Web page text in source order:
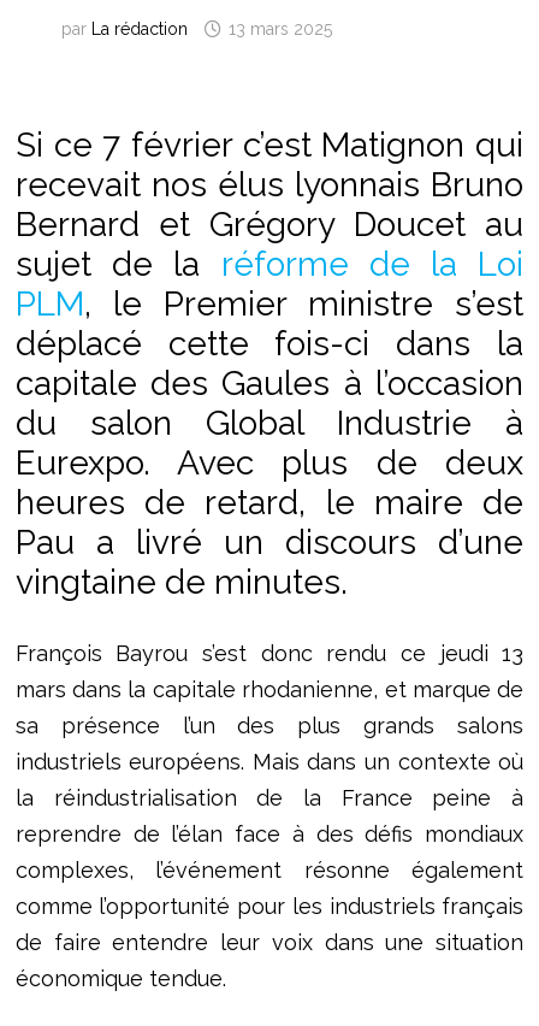
par La rédaction 13 mars 2025
Si ce 7 février c’est Matignon qui
recevait nos élus lyonnais Bruno
Bernard et Grégory Doucet au
sujet de la réforme de la Loi
PLM, le Premier ministre s’est
déplacé cette fois-ci dans la
capitale des Gaules à l’occasion
du salon Global Industrie à
Eurexpo. Avec plus de deux
heures de retard, le maire de
Pau a livré un discours d’une
vingtaine de minutes.
François Bayrou s’est donc rendu ce jeudi 13
mars dans la capitale rhodanienne, et marque de
sa présence l’un des plus grands salons
industriels européens. Mais dans un contexte où
la réindustrialisation de la France peine à
reprendre de l’élan face à des défis mondiaux
complexes, l’événement résonne également
comme l’opportunité pour les industriels français
de faire entendre leur voix dans une situation
économique tendue.